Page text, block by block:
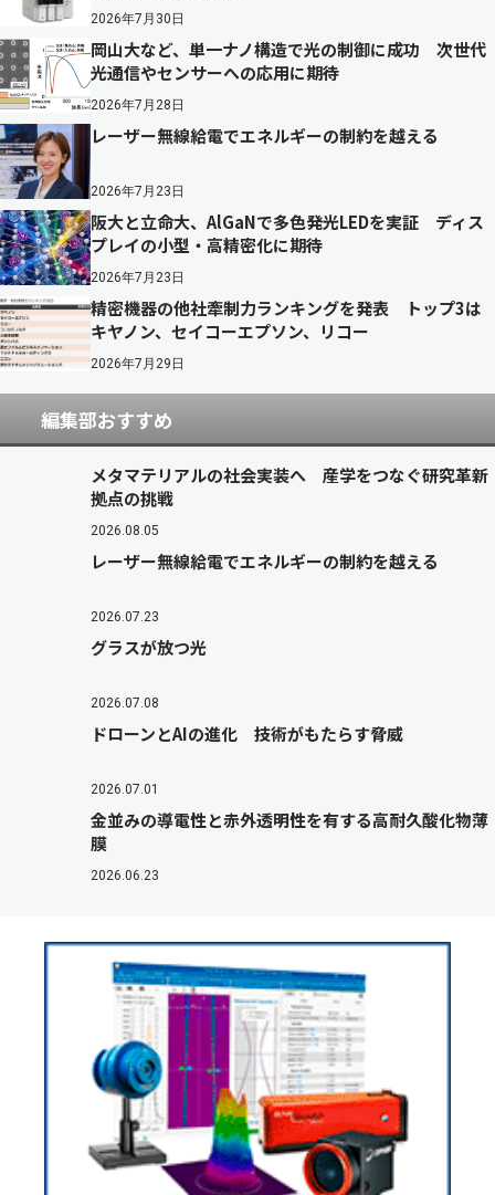
2026年7月30日
岡山大など、単一ナノ構造で光の制御に成功 次世代
光通信やセンサーへの応用に期待
2026年7月28日
レーザー無線給電でエネルギーの制約を越える
2026年7月23日
阪大と立命大、AlGaNで多色発光LEDを実証 ディス
プレイの小型・高精密化に期待
2026年7月23日
精密機器の他社牽制力ランキングを発表 トップ3は
キヤノン、セイコーエプソン、リコー
2026年7月29日
編集部おすすめ
メタマテリアルの社会実装へ 産学をつなぐ研究革新
拠点の挑戦
2026.08.05
レーザー無線給電でエネルギーの制約を越える
2026.07.23
グラスが放つ光
2026.07.08
ドローンとAIの進化 技術がもたらす脅威
2026.07.01
金並みの導電性と赤外透明性を有する高耐久酸化物薄
膜
2026.06.23